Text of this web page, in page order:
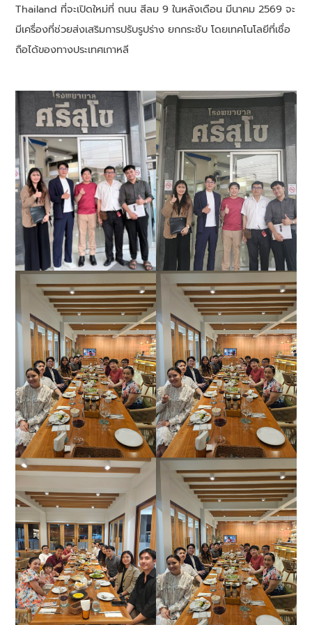
Thailand ที่จะเปิดใหม่ที่ ถนน สีลม 9 ในหลังเดือน มีนาคม 2569 จะ
มีเครื่องที่ช่วยส่งเสริมการปรับรูปร่าง ยกกระชับ โดยเทคโนโลยีที่เชื่อ
ถือได้ของทางประเทศเกาหลี